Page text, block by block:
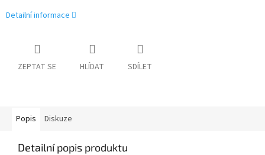
Detailní informace
ZEPTAT SE HLÍDAT SDÍLET
Popis Diskuze
Detailní popis produktu